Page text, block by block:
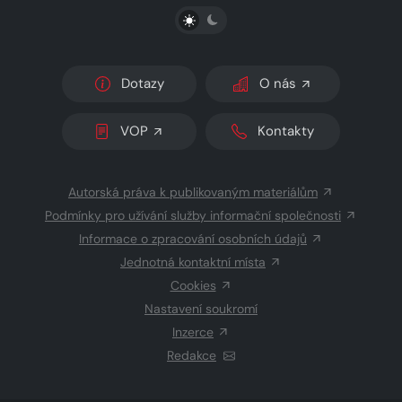
PŘEPNOUT SVĚTLÝ/TMAVÝ REŽIM
Dotazy O nás
VOP Kontakty
Autorská práva k publikovaným materiálům
Podmínky pro užívání služby informační společnosti
Informace o zpracování osobních údajů
Jednotná kontaktní místa
Cookies
Nastavení soukromí
Inzerce
Redakce